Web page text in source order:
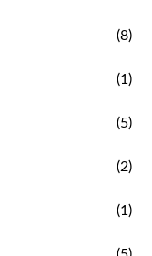
(8)
(1)
(5)
(2)
(1)